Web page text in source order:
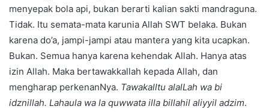
menyepak bola api, bukan berarti kalian sakti mandraguna.
Tidak. Itu semata-mata karunia Allah SWT belaka. Bukan
karena do’a, jampi-jampi atau mantera yang kita ucapkan.
Bukan. Semua hanya karena kehendak Allah. Hanya atas
izin Allah. Maka bertawakkallah kepada Allah, dan
mengharap perkenanNya. Tawakalltu alalLah wa bi
idznillah. Lahaula wa la quwwata illa billahil aliyyil adzim.